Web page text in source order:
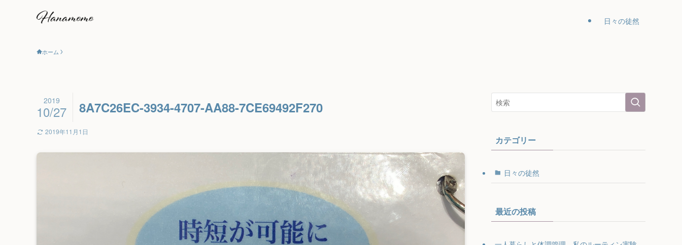
日々の徒然
ホーム
8A7C26EC-3934-4707-AA88-7CE69492F270
2019
10/27
2019年11月1日
カテゴリー
日々の徒然
最近の投稿